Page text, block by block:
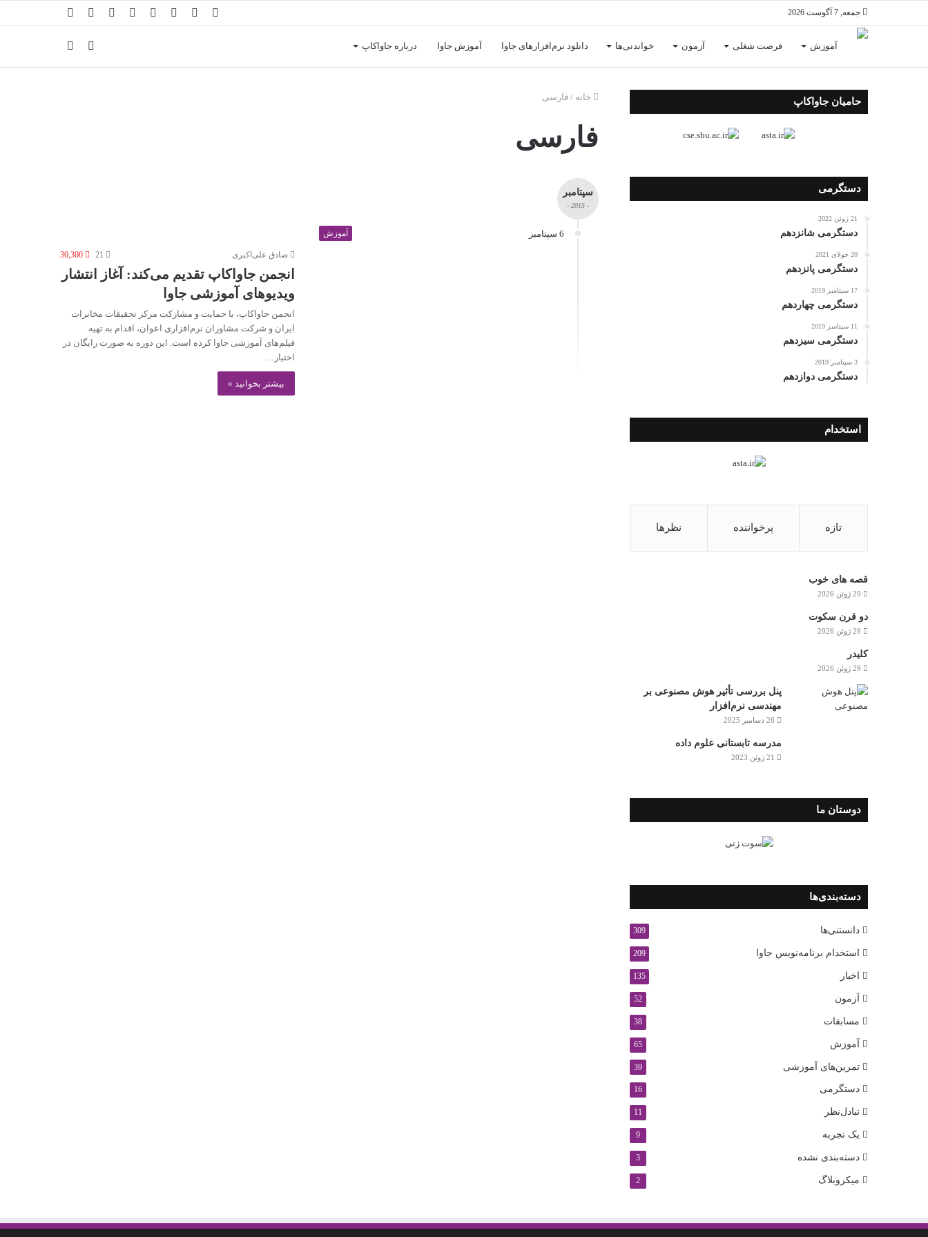
جمعه, 7 آگوست 2026
آموزش فرصت شغلی آزمون خواندنی‌ها دانلود نرم‌افزارهای جاوا آموزش جاوا درباره جاواکاپ
خانه / فارسی
فارسی
سپتامبر
- 2015 -
6 سپتامبر آموزش
صادق علی‌اکبری 21
30,300
انجمن جاواکاپ تقدیم می‌کند: آغاز انتشار
ویدیوهای آموزشی جاوا
انجمن جاواکاپ، با حمایت و مشارکت مرکز تحقیقات مخابرات
ایران و شرکت مشاوران نرم‌افزاری اعوان، اقدام به تهیه
فیلم‌های آموزشی جاوا کرده است. این دوره به صورت رایگان در
اختیار…
بیشتر بخوانید »
حامیان جاواکاپ
دستگرمی
21 ژوئن 2022
دستگرمی شانزدهم
20 جولای 2021
دستگرمی پانزدهم
17 سپتامبر 2019
دستگرمی چهاردهم
11 سپتامبر 2019
دستگرمی سیزدهم
3 سپتامبر 2019
دستگرمی دوازدهم
استخدام
تازه پرخواننده نظرها
قصه های خوب
29 ژوئن 2026
دو قرن سکوت
29 ژوئن 2026
کلیدر
29 ژوئن 2026
پنل بررسی تأثیر هوش مصنوعی بر
مهندسی نرم‌افزار
26 دسامبر 2025
مدرسه تابستانی علوم داده
21 ژوئن 2023
دوستان ما
دسته‌بندی‌ها
دانستنی‌ها 309
استخدام برنامه‌نویس جاوا 209
اخبار 135
آزمون 52
مسابقات 38
آموزش 65
تمرین‌های آموزشی 39
دستگرمی 16
تبادل‌نظر 11
یک تجربه 9
دسته‌بندی نشده 3
میکروبلاگ 2